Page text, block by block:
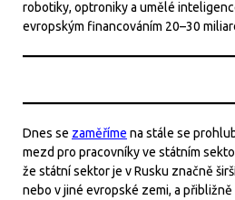
robotiky, optroniky a umělé
evropským financováním 20–30
Dnes se zaměříme na stále se
mezd pro pracovníky ve státním
že státní sektor je v Rusku značně
nebo v jiné evropské zemi, a